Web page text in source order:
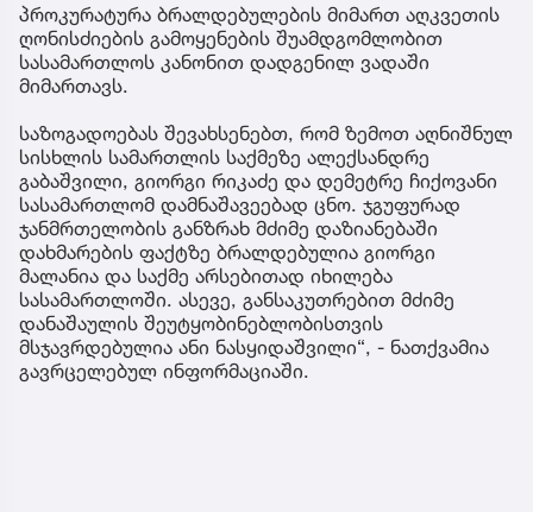
პროკურატურა ბრალდებულების მიმართ აღკვეთის
ღონისძიების გამოყენების შუამდგომლობით
სასამართლოს კანონით დადგენილ ვადაში
მიმართავს.
საზოგადოებას შევახსენებთ, რომ ზემოთ აღნიშნულ
სისხლის სამართლის საქმეზე ალექსანდრე
გაბაშვილი, გიორგი რიკაძე და დემეტრე ჩიქოვანი
სასამართლომ დამნაშავეებად ცნო. ჯგუფურად
ჯანმრთელობის განზრახ მძიმე დაზიანებაში
დახმარების ფაქტზე ბრალდებულია გიორგი
მალანია და საქმე არსებითად იხილება
სასამართლოში. ასევე, განსაკუთრებით მძიმე
დანაშაულის შეუტყობინებლობისთვის
მსჯავრდებულია ანი ნასყიდაშვილი“, - ნათქვამია
გავრცელებულ ინფორმაციაში.